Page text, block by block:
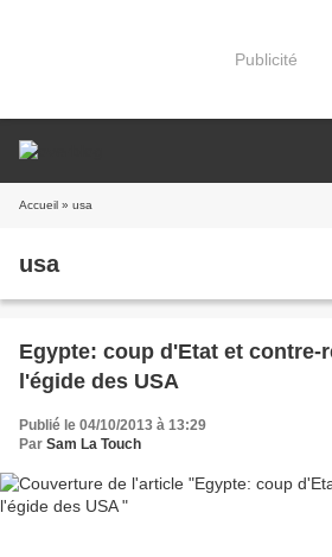
Publicité
Accueil » usa
usa
Egypte: coup d'Etat et contre-
l'égide des USA
Publié le 04/10/2013 à 13:29
Par Sam La Touch